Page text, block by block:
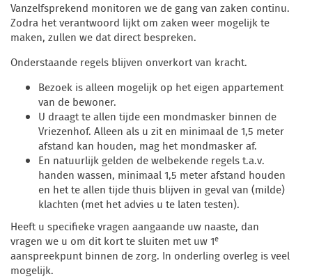
Vanzelfsprekend monitoren we de gang van zaken continu.
Zodra het verantwoord lijkt om zaken weer mogelijk te
maken, zullen we dat direct bespreken.
Onderstaande regels blijven onverkort van kracht.
Bezoek is alleen mogelijk op het eigen appartement
van de bewoner.
U draagt te allen tijde een mondmasker binnen de
Vriezenhof. Alleen als u zit en minimaal de 1,5 meter
afstand kan houden, mag het mondmasker af.
En natuurlijk gelden de welbekende regels t.a.v.
handen wassen, minimaal 1,5 meter afstand houden
en het te allen tijde thuis blijven in geval van (milde)
klachten (met het advies u te laten testen).
Heeft u specifieke vragen aangaande uw naaste, dan
vragen we u om dit kort te sluiten met uw 1e
aanspreekpunt binnen de zorg. In onderling overleg is veel
mogelijk.